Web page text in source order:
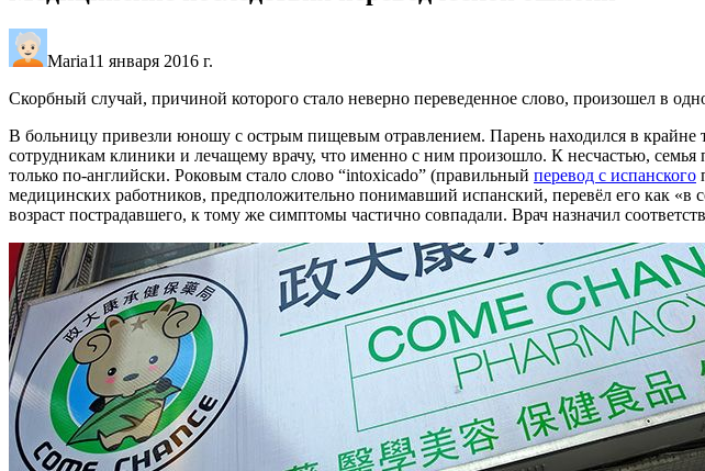
Maria11 января 2016 г.
Скорбный случай, причиной которого стало неверно переведенное слово, произошел в
В больницу привезли юношу с острым пищевым отравлением. Парень находился в
сотрудникам клиники и лечащему врачу, что именно с ним произошло. К несчастью, семья
только по-английски. Роковым стало слово “intoxicаdo” (правильный перевод с испанского
медицинских работников, предположительно понимавший испанский, перевёл его как
возраст пострадавшего, к тому же симптомы частично совпадали. Врач назначил